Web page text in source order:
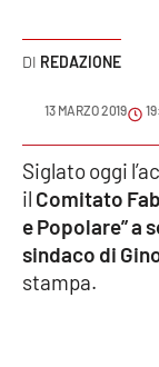
Meteo
Editoriali
VIDEO
REDAZIONE
13 MARZO 2019
Siglato oggi
il Comitato
e Popolare” a
sindaco di
stampa.